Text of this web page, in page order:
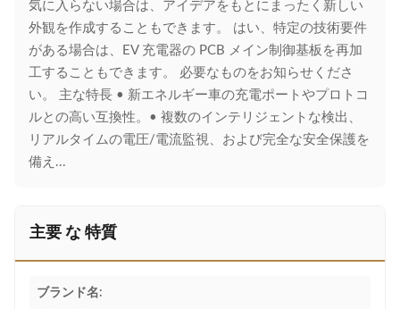
気に入らない場合は、アイデアをもとにまったく新しい
外観を作成することもできます。 はい、特定の技術要件
がある場合は、EV 充電器の PCB メイン制御基板を再加
工することもできます。 必要なものをお知らせくださ
い。 主な特長 • 新エネルギー車の充電ポートやプロトコ
ルとの高い互換性。• 複数のインテリジェントな検出、
リアルタイムの電圧/電流監視、および完全な安全保護を
備え...
主要 な 特質
ブランド名: